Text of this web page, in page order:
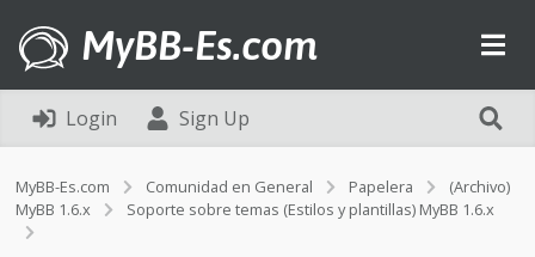
MyBB-Es.com
Login Sign Up
MyBB-Es.com Comunidad en General Papelera
(Archivo)
MyBB 1.6.x
Soporte sobre temas (Estilos y plantillas) MyBB 1.6.x